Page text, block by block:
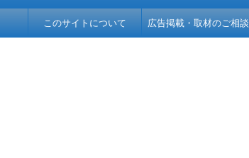
このサイトについて 広告掲載・取材のご相談